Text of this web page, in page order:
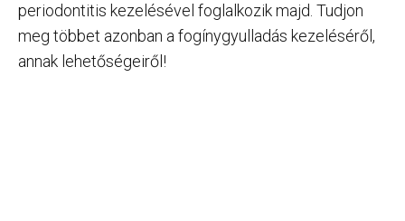
periodontitis kezelésével foglalkozik majd. Tudjon
meg többet azonban a fogínygyulladás kezeléséről,
annak lehetőségeiről!